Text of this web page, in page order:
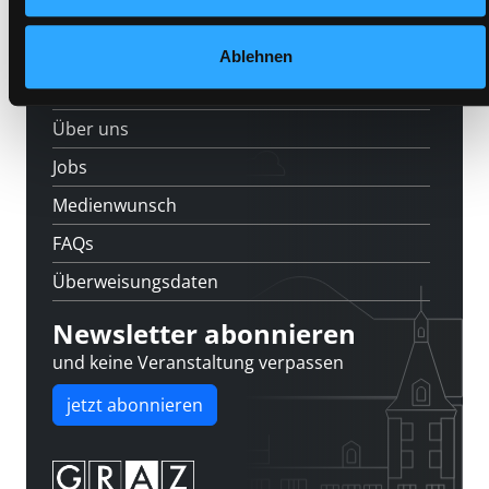
Ablehnen
Kontakt
Über uns
Jobs
Medienwunsch
FAQs
Überweisungsdaten
Newsletter abonnieren
und keine Veranstaltung verpassen
jetzt abonnieren